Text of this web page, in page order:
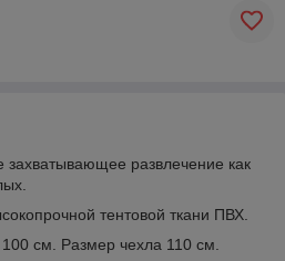
захватывающее развлечение как
тентовой ткани ПВХ.
см. Размер чехла 110 см.